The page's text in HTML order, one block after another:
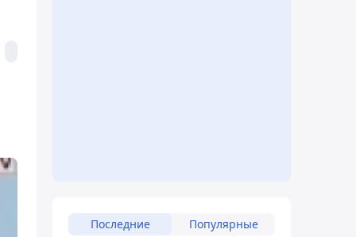
Последние Популярные